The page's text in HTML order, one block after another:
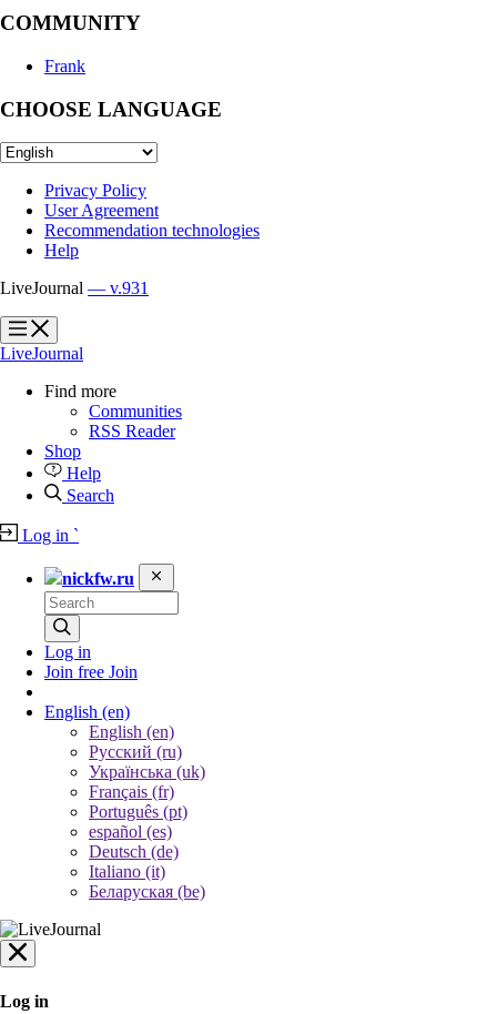
COMMUNITY
Frank
CHOOSE LANGUAGE
Privacy Policy
User Agreement
Recommendation technologies
Help
LiveJournal — v.931
?
?
LiveJournal
Find more
Communities
RSS Reader
Shop
Help
Search
Log in `
nickfw.ru
Log in
Join free Join
English (en)
English (en)
Русский (ru)
Українська (uk)
Français (fr)
Português (pt)
español (es)
Deutsch (de)
Italiano (it)
Беларуская (be)
Log in